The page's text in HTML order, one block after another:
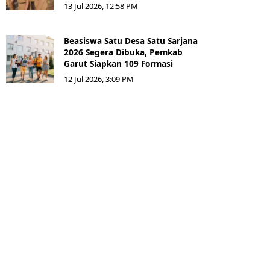
13 Jul 2026, 12:58 PM
Beasiswa Satu Desa Satu Sarjana
2026 Segera Dibuka, Pemkab
Garut Siapkan 109 Formasi
12 Jul 2026, 3:09 PM